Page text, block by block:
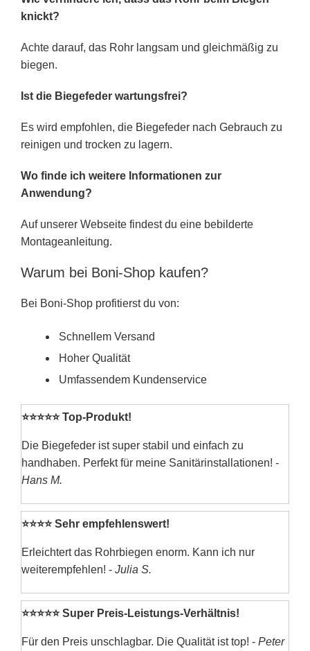
knickt?
Achte darauf, das Rohr langsam und gleichmäßig zu
biegen.
Ist die Biegefeder wartungsfrei?
Es wird empfohlen, die Biegefeder nach Gebrauch zu
reinigen und trocken zu lagern.
Wo finde ich weitere Informationen zur
Anwendung?
Auf unserer Webseite findest du eine bebilderte
Montageanleitung.
Warum bei Boni-Shop kaufen?
Bei Boni-Shop profitierst du von:
Schnellem Versand
Hoher Qualität
Umfassendem Kundenservice
⭐⭐⭐⭐⭐ Top-Produkt!
Die Biegefeder ist super stabil und einfach zu
handhaben. Perfekt für meine Sanitärinstallationen! -
Hans M.
⭐⭐⭐⭐ Sehr empfehlenswert!
Erleichtert das Rohrbiegen enorm. Kann ich nur
weiterempfehlen! - Julia S.
⭐⭐⭐⭐⭐ Super Preis-Leistungs-Verhältnis!
Für den Preis unschlagbar. Die Qualität ist top! - Peter